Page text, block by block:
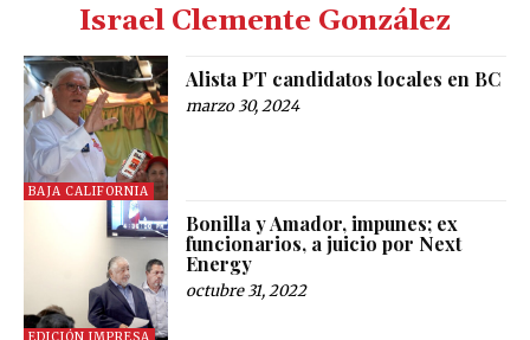
Israel Clemente González
BAJA CALIFORNIA
Alista PT candidatos locales en BC
marzo 30, 2024
EDICIÓN IMPRESA
Bonilla y Amador, impunes; ex
funcionarios, a juicio por Next
Energy
octubre 31, 2022